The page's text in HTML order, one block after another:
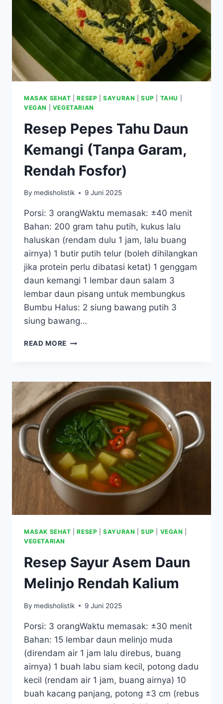
KALIUM
&
NATRIUM)
MASAK SEHAT |RESEP |SAYURAN |SUP TAHU
VEGAN
VEGETARIAN
Resep Pepes Tahu Daun
Kemangi (Tanpa Garam,
Rendah Fosfor)
By medisholistik 9 Juni 2025
Porsi: 3 orangWaktu memasak: ±40 menit
Bahan: 200 gram tahu putih, kukus lalu
haluskan (rendam dulu 1 jam, lalu buang
airnya) 1 butir putih telur (boleh dihilangkan
jika protein perlu dibatasi ketat) 1 genggam
daun kemangi 1 lembar daun salam 3
lembar daun pisang untuk membungkus
Bumbu Halus: 2 siung bawang putih 3
siung bawang…
READ MORE RESEP
KEMANGI
(TANPA
GARAM,
RENDAH
FOSFOR)
MASAK SEHAT |RESEP |SAYURAN |SUP VEGAN
VEGETARIAN
Resep Sayur Asem Daun
Melinjo Rendah Kalium
By medisholistik 9 Juni 2025
Porsi: 3 orangWaktu memasak: ±30 menit
Bahan: 15 lembar daun melinjo muda
(direndam air 1 jam lalu direbus, buang
airnya) 1 buah labu siam kecil, potong dadu
kecil (rendam air 1 jam, buang airnya) 10
buah kacang panjang, potong ±3 cm (rebus